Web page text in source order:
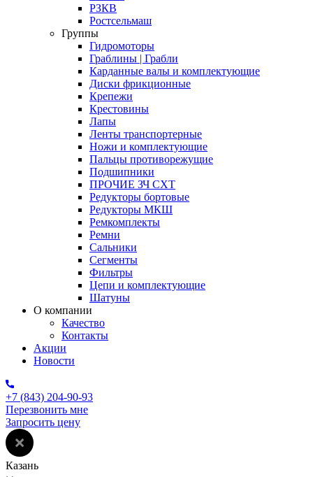
РЗКВ
Ростсельмаш
Группы
Гидромоторы
Граблины | Грабли
Карданные валы и комплектующие
Диски фрикционные
Крепежи
Крестовины
Лапы
Ленты транспортерные
Ножи и комплектующие
Пальцы противорежущие
Подшипники
ПРОЧИЕ ЗЧ СХТ
Редукторы бортовые
Редукторы МКШ
Ремкомплекты
Ремни
Сальники
Сегменты
Фильтры
Цепи и комплектующие
Шатуны
О компании
Качество
Контакты
Акции
Новости
+7 (843) 204-90-93
Перезвонить мне
Запросить цену
Казань